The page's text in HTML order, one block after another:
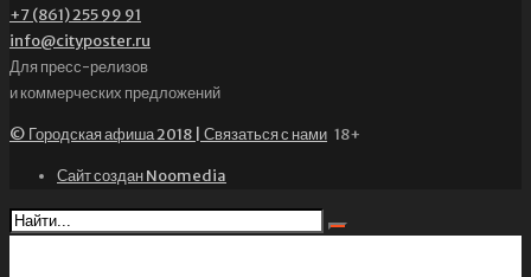
+7 (861) 255 99 91
info@cityposter.ru
Для пресс-релизов
и коммерческих предложений
© Городская афиша 2018 | Связаться с нами 18+
Сайт создан Noomedia